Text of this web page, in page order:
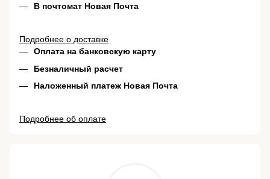
В почтомат Новая Почта
Подробнее о доставке
Оплата на банковскую карту
Безналичный расчет
Наложенный платеж Новая Почта
Подробнее об оплате